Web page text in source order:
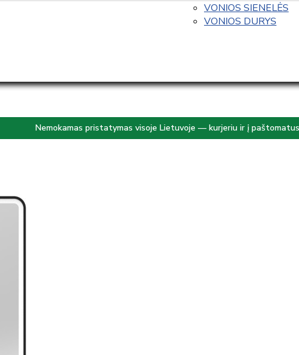
VONIOS SIENELĖS
VONIOS DURYS
Nemokamas pristatymas visoje Lietuvoje — kurjeriu ir į paštomatus